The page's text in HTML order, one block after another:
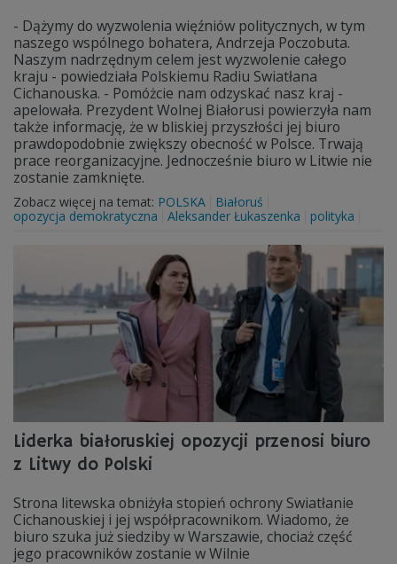
- Dążymy do wyzwolenia więźniów politycznych, w tym
naszego wspólnego bohatera, Andrzeja Poczobuta.
Naszym nadrzędnym celem jest wyzwolenie całego
kraju - powiedziała Polskiemu Radiu Swiatłana
Cichanouska. - Pomóżcie nam odzyskać nasz kraj -
apelowała. Prezydent Wolnej Białorusi powierzyła nam
także informację, że w bliskiej przyszłości jej biuro
prawdopodobnie zwiększy obecność w Polsce. Trwają
prace reorganizacyjne. Jednocześnie biuro w Litwie nie
zostanie zamknięte.
Zobacz więcej na temat: POLSKA
Białoruś
opozycja demokratyczna
Aleksander Łukaszenka polityka
Liderka białoruskiej opozycji przenosi biuro
z Litwy do Polski
Strona litewska obniżyła stopień ochrony Swiatłanie
Cichanouskiej i jej współpracownikom. Wiadomo, że
biuro szuka już siedziby w Warszawie, chociaż część
jego pracowników zostanie w Wilnie